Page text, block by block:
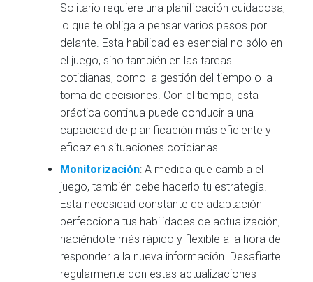
Solitario requiere una planificación cuidadosa,
lo que te obliga a pensar varios pasos por
delante. Esta habilidad es esencial no sólo en
el juego, sino también en las tareas
cotidianas, como la gestión del tiempo o la
toma de decisiones. Con el tiempo, esta
práctica continua puede conducir a una
capacidad de planificación más eficiente y
eficaz en situaciones cotidianas.
Monitorización: A medida que cambia el
juego, también debe hacerlo tu estrategia.
Esta necesidad constante de adaptación
perfecciona tus habilidades de actualización,
haciéndote más rápido y flexible a la hora de
responder a la nueva información. Desafiarte
regularmente con estas actualizaciones